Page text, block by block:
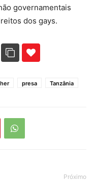
governamentais
dos gays.
presa Tanzânia
Próximo